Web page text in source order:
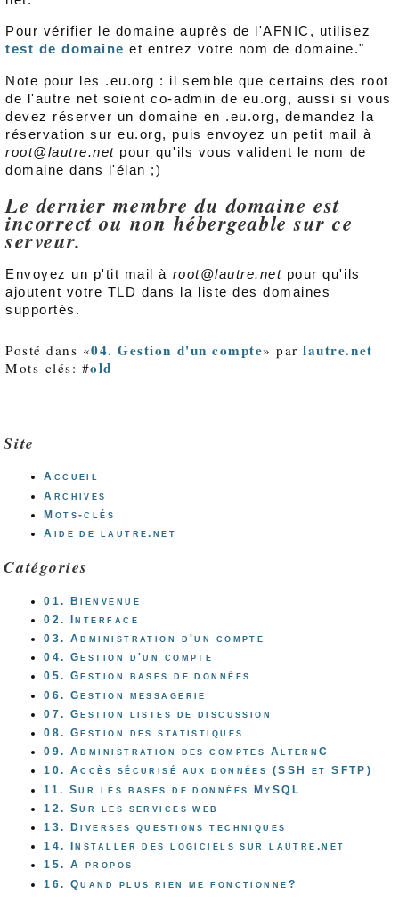
Pour vérifier le domaine auprès de l'AFNIC, utilisez
test de domaine et entrez votre nom de domaine."
Note pour les .eu.org : il semble que certains des root
de l'autre net soient co-admin de eu.org, aussi si vous
devez réserver un domaine en .eu.org, demandez la
réservation sur eu.org, puis envoyez un petit mail à
root@lautre.net pour qu'ils vous valident le nom de
domaine dans l'élan ;)
Le dernier membre du domaine est
incorrect ou non hébergeable sur ce
serveur.
Envoyez un p'tit mail à root@lautre.net pour qu'ils
ajoutent votre TLD dans la liste des domaines
supportés.
Posté dans «04. Gestion d'un compte» parlautre.net
Mots-clés: #old
Site
Accueil
Archives
Mots-clés
Aide de lautre.net
Catégories
01. Bienvenue
02. Interface
03. Administration d'un compte
04. Gestion d'un compte
05. Gestion bases de données
06. Gestion messagerie
07. Gestion listes de discussion
08. Gestion des statistiques
09. Administration des comptes AlternC
10. Accès sécurisé aux données (SSH et SFTP)
11. Sur les bases de données MySQL
12. Sur les services web
13. Diverses questions techniques
14. Installer des logiciels sur lautre.net
15. A propos
16. Quand plus rien me fonctionne?